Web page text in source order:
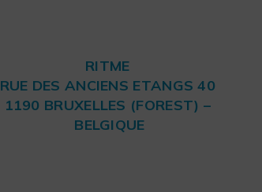
RITME
RUE DES ANCIENS ETANGS 40
1190 BRUXELLES (FOREST) –
BELGIQUE